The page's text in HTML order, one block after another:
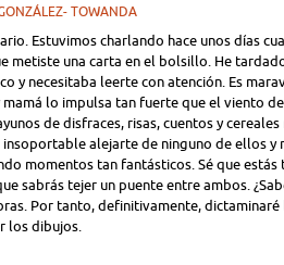
TOWANDA
Estuvimos charlando hace unos días
metiste una carta en el bolsillo. He
y necesitaba leerte con atención. Es
lo impulsa tan fuerte que el viento
de disfraces, risas, cuentos y
alejarte de ninguno de ellos y
momentos tan fantásticos. Sé que
sabrás tejer un puente entre ambos.
Por tanto, definitivamente,
los dibujos.